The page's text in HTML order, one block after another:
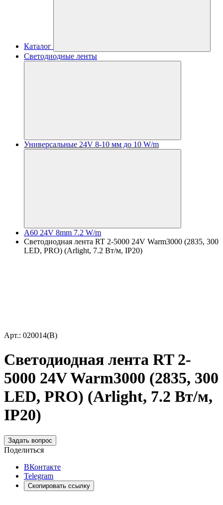
Каталог
Светодиодные ленты
Универсальные 24V 8-10 мм до 10 W/m
A60 24V 8mm 7.2 W/m
Светодиодная лента RT 2-5000 24V Warm3000 (2835, 300
LED, PRO) (Arlight, 7.2 Вт/м, IP20)
Арт.: 020014(B)
Светодиодная лента RT 2-
5000 24V Warm3000 (2835, 300
LED, PRO) (Arlight, 7.2 Вт/м,
IP20)
Задать вопрос
Поделиться
ВКонтакте
Telegram
Скопировать ссылку